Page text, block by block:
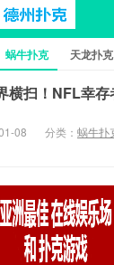
蜗牛扑克 天龙扑克
之星 比特币扑克
横扫！NFL幸
08 分类： 蜗牛扑